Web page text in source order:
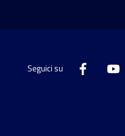
Seguici su